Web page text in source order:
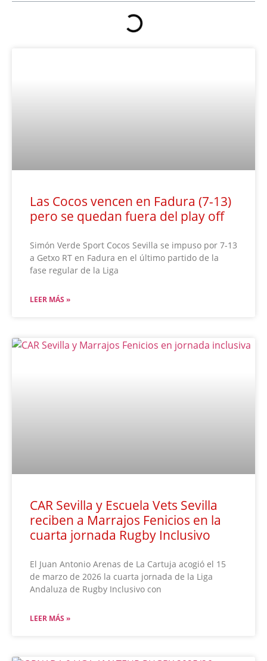
Las Cocos vencen en Fadura (7-13)
pero se quedan fuera del play off
Simón Verde Sport Cocos Sevilla se impuso por 7-13
a Getxo RT en Fadura en el último partido de la
fase regular de la Liga
LEER MÁS »
CAR Sevilla y Escuela Vets Sevilla
reciben a Marrajos Fenicios en la
cuarta jornada Rugby Inclusivo
El Juan Antonio Arenas de La Cartuja acogió el 15
de marzo de 2026 la cuarta jornada de la Liga
Andaluza de Rugby Inclusivo con
LEER MÁS »